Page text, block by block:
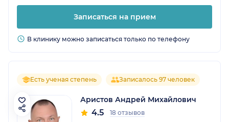
Записаться на прием
В клинику можно записаться только по телефону
Есть ученая степень Записалось 97 человек
Аристов Андрей Михайлович
4.5 18 отзывов